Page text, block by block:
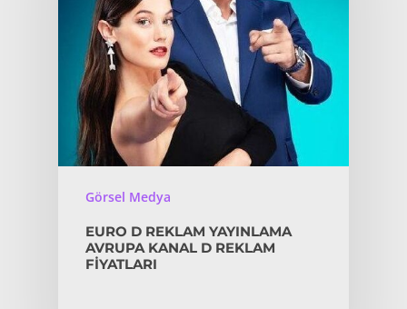
Görsel Medya
EURO D REKLAM YAYINLAMA
AVRUPA KANAL D REKLAM
FIYATLARI